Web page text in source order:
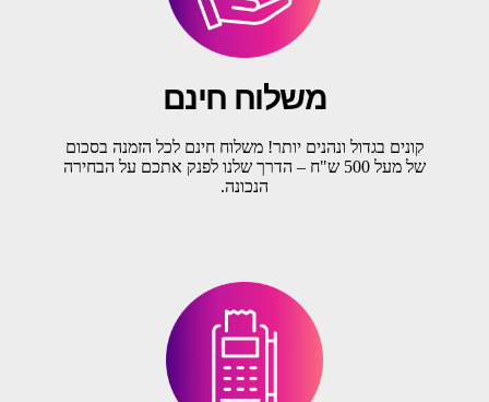
משלוח חינם
קונים בגדול ונהנים יותר! משלוח חינם לכל הזמנה בסכום
של מעל 500 ש"ח – הדרך שלנו לפנק אתכם על הבחירה
הנכונה.